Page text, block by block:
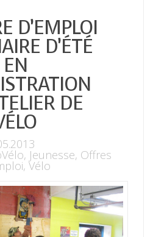
D’EMPLOI
D’ÉTÉ
EN
DE
, Jeunesse, Offres
, Vélo